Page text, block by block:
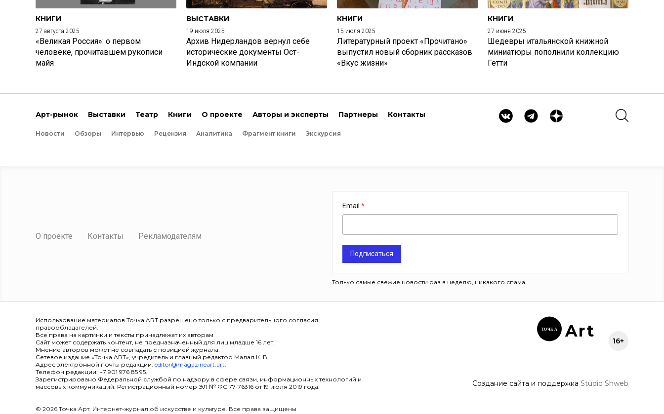
КНИГИ
27 августа 2025
«Великая Россия»: о первом
человеке, прочитавшем рукописи
майя
ВЫСТАВКИ
19 июля 2025
Архив Нидерландов вернул себе
исторические документы Ост-
Индской компании
КНИГИ
15 июля 2025
Литературный проект «Прочитано»
выпустил новый сборник рассказов
«Вкус жизни»
КНИГИ
27 июня 2025
Шедевры итальянской книжной
миниатюры пополнили коллекцию
Гетти
Арт-рынок Выставки Театр Книги О проекте Авторы и эксперты Партнеры Контакты
Новости Обзоры Интервью Рецензия Аналитика Фрагмент книги Экскурсия
О проекте Контакты Рекламодателям
Email
Подписаться
Только самые свежие новости раз в неделю, никакого спама
Использование материалов Точка ART разрешено только с предварительного согласия
правообладателей.
Все права на картинки и тексты принадлежат их авторам.
Сайт может содержать контент, не предназначенный для лиц младше 16 лет.
Мнение авторов может не совпадать с позицией журнала.
Сетевое издание «Точка ART», учредитель и главный редактор Малая К. В.
Адрес электронной почты редакции: editor@magazineart.art.
Телефон редакции: +7 901 976 85 95.
Зарегистрировано Федеральной службой по надзору в сфере связи, информационных технологий и
массовых коммуникаций. Регистрационный номер ЭЛ № ФС 77-76316 от 19 июля 2019 года.
© 2026 Точка Арт. Интернет-журнал об искусстве и культуре. Все права защищены
ТОЧК А Art
16+
Создание сайта и поддержка Studio Shweb